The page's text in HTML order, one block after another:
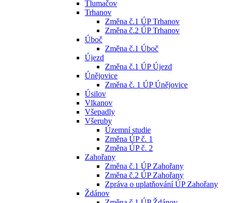
Tlumačov
Trhanov
Změna č.1 ÚP Trhanov
Změna č.2 ÚP Trhanov
Úboč
Změna č.1 Úboč
Újezd
Změna č.1 ÚP Újezd
Únějovice
Změna č. 1 ÚP Únějovice
Úsilov
Vlkanov
Všepadly
Všeruby
Územní studie
Změna ÚP č. 1
Změna ÚP č. 2
Zahořany
Změna č.1 ÚP Zahořany
Změna č.2 ÚP Zahořany
Zpráva o uplatňování ÚP Zahořany
Ždánov